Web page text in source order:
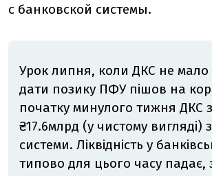
с банковской системы.
Урок липня, коли ДКС не
дати позику ПФУ пішов на
початку минулого тижня ДКС
₴17.6млрд (у чистому вигляді)
системи. Ліквідність у
типово для цього часу падає,